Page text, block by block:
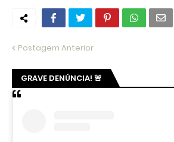
Postagem Anterior
GRAVE DENÚNCIA! 🚨